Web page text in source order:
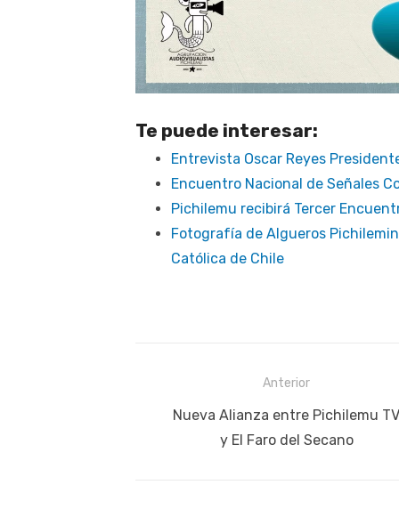
Te puede interesar:
Entrevista Oscar Reyes
Encuentro Nacional de Señales
Pichilemu recibirá Tercer
Fotografía de Algueros
Católica de Chile
Navegación
entradas
Anterior
Publicación
anterior:
Nueva Alianza entre Pichilemu TV
y El Faro del Secano